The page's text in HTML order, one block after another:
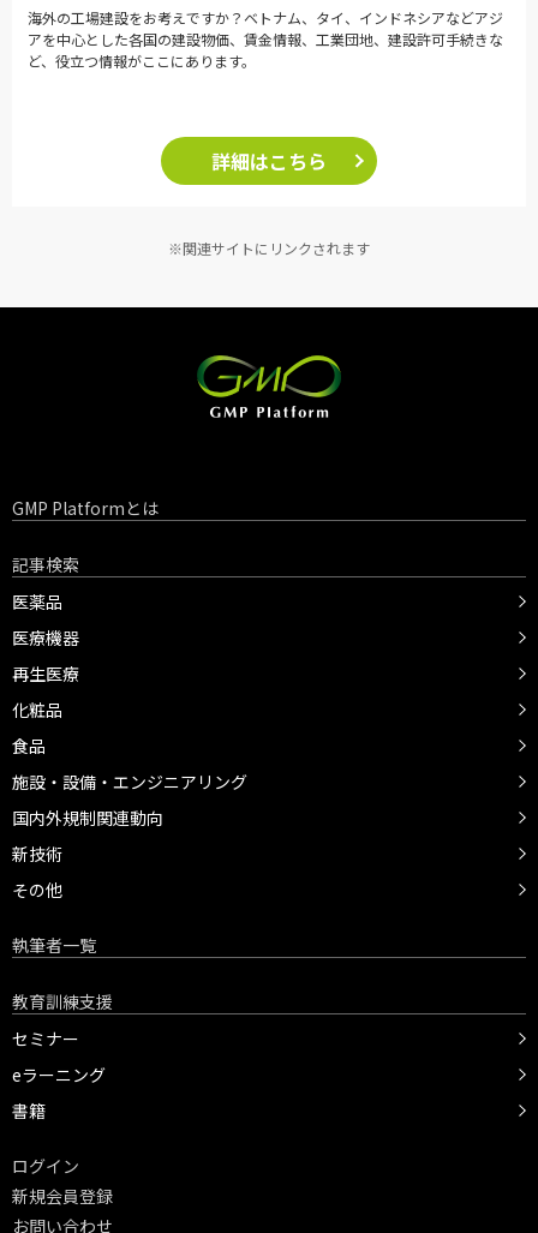
海外の工場建設をお考えですか？ベトナム、タイ、インドネシアなどアジ
アを中心とした各国の建設物価、賃金情報、工業団地、建設許可手続きな
ど、役立つ情報がここにあります。
詳細はこちら
※関連サイトにリンクされます
GMP Platformとは
記事検索
医薬品
医療機器
再生医療
化粧品
食品
施設・設備・エンジニアリング
国内外規制関連動向
新技術
その他
執筆者一覧
教育訓練支援
セミナー
eラーニング
書籍
ログイン
新規会員登録
お問い合わせ